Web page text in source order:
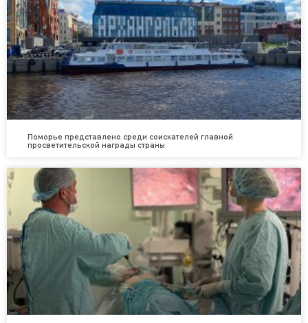
Поморье представлено среди соискателей главной
просветительской награды страны